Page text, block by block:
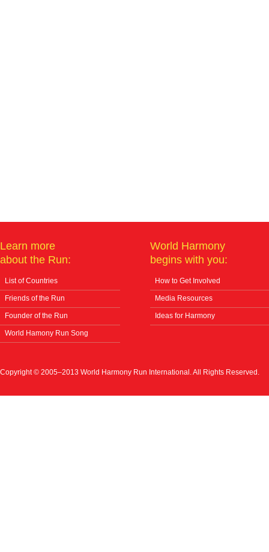
Learn more
about the Run:
List of Countries
Friends of the Run
Founder of the Run
World Hamony Run Song
World Harmony
begins with you:
How to Get Involved
Media Resources
Ideas for Harmony
Copyright © 2005–2013 World Harmony Run International. All Rights Reserved.